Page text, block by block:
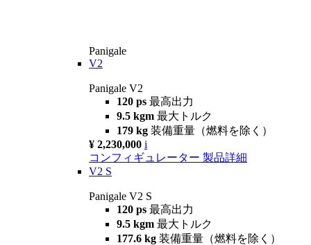
Panigale
V2
Panigale V2
120 ps 最高出力
9.5 kgm 最大トルク
179 kg 装備重量（燃料を除く）
¥ 2,230,000 i
コンフィギュレーター 製品詳細
V2 S
Panigale V2 S
120 ps 最高出力
9.5 kgm 最大トルク
177.6 kg 装備重量（燃料を除く）